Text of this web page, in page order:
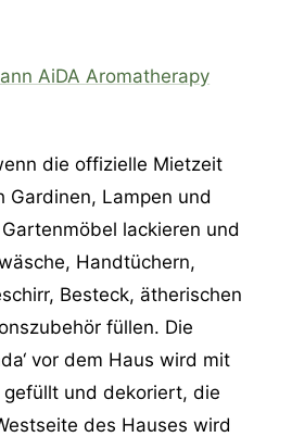
die offizielle Mietzeit
Gardinen, Lampen und
lackieren und
Handtüchern,
Besteck, ätherischen
füllen. Die
vor dem Haus wird mit
und dekoriert, die
des Hauses wird